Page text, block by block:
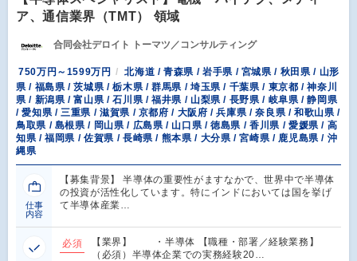
ア、通信業界（TMT） 領域
合同会社デロイト トーマツ／コンサルティング
750万円～1599万円
北海道 / 青森県 / 岩手県 / 宮城県 / 秋田県 / 山形
県 / 福島県 / 茨城県 / 栃木県 / 群馬県 / 埼玉県 / 千葉県 / 東京都 / 神奈川
県 / 新潟県 / 富山県 / 石川県 / 福井県 / 山梨県 / 長野県 / 岐阜県 / 静岡県
/ 愛知県 / 三重県 / 滋賀県 / 京都府 / 大阪府 / 兵庫県 / 奈良県 / 和歌山県 /
鳥取県 / 島根県 / 岡山県 / 広島県 / 山口県 / 徳島県 / 香川県 / 愛媛県 / 高
知県 / 福岡県 / 佐賀県 / 長崎県 / 熊本県 / 大分県 / 宮崎県 / 鹿児島県 / 沖
縄県
仕事
内容
【募集背景】 半導体の重要性がますなかで、世界中で半導体
の投資が活性化しています。特にインドにおいては国を挙げ
て半導体産業…
必須
【業界】 ・半導体 【職種・部署／経験業務】
（必須）半導体企業での実務経験20…